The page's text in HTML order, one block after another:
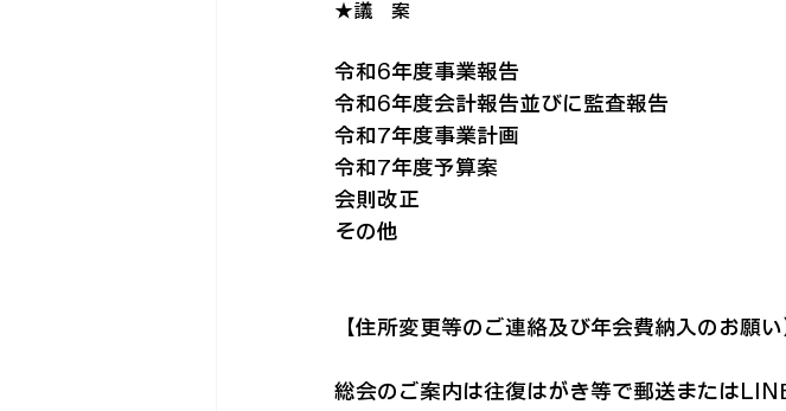
★議　案
令和6年度事業報告
令和6年度会計報告並びに監査報告
令和7年度事業計画
令和7年度予算案
会則改正
その他
【住所変更等のご連絡及び年会費納入のお願い
総会のご案内は往復はがき等で郵送または